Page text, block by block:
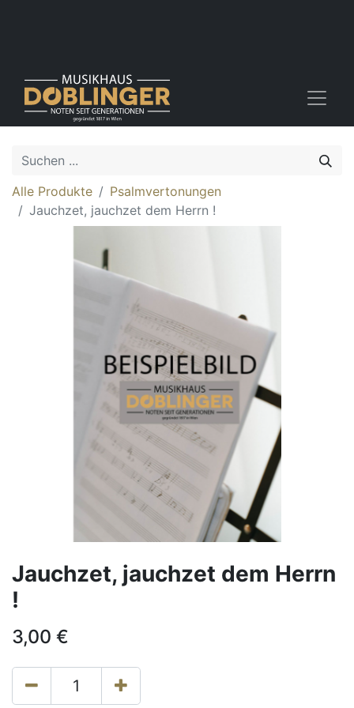
Alle Produkte
Psalmvertonungen
Jauchzet, jauchzet dem Herrn !
Jauchzet, jauchzet dem Herrn
!
3,00 €